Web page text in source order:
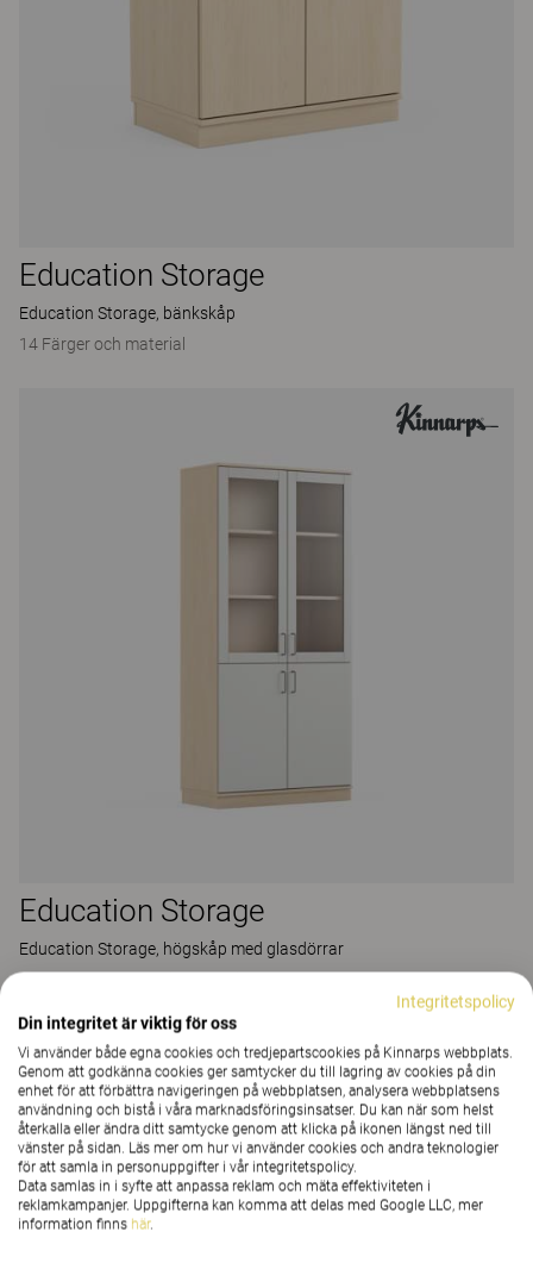
Education Storage
Education Storage, bänkskåp
14 Färger och material
Education Storage
Education Storage, högskåp med glasdörrar
14 Färger och material
Integritetspolicy
Din integritet är viktig för oss
Vi använder både egna cookies och tredjepartscookies på Kinnarps webbplats.
Genom att godkänna cookies ger samtycker du till lagring av cookies på din
enhet för att förbättra navigeringen på webbplatsen, analysera webbplatsens
användning och bistå i våra marknadsföringsinsatser. Du kan när som helst
återkalla eller ändra ditt samtycke genom att klicka på ikonen längst ned till
vänster på sidan. Läs mer om hur vi använder cookies och andra teknologier
för att samla in personuppgifter i vår integritetspolicy.
Data samlas in i syfte att anpassa reklam och mäta effektiviteten i
reklamkampanjer. Uppgifterna kan komma att delas med Google LLC, mer
information finns här.